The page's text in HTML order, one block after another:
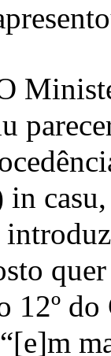
casu,
12º